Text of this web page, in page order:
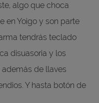
algo que choca
en Yoigo y son parte
tendrás teclado
disuasoria y los
de llaves
Y hasta botón de